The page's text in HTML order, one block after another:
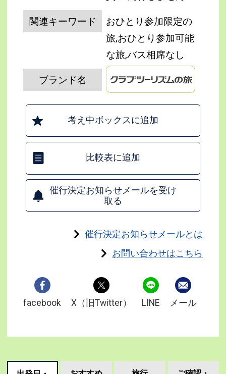
関連キーワード
おひとり参加限定の
旅,おひとり参加可能
な旅,バス相席なし
ブランド名
考え中ボックスに追加
比較表に追加
催行決定お知らせメールを受け
取る
催行決定お知らせメールとは
お問い合わせはこちら
facebook X（旧Twitter） LINE メール